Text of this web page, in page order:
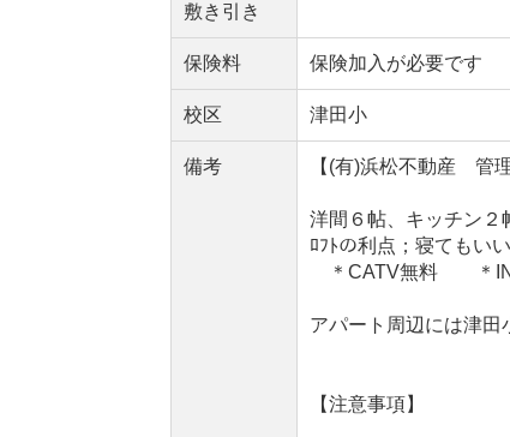
敷き引き
保険料 保険加入が必要です
校区 津田小
備考 【(有)浜松不動産 管理
洋間６帖、キッチン２
ﾛﾌﾄの利点；寝てもい
＊CATV無料 ＊IN
アパート周辺には津田
【注意事項】